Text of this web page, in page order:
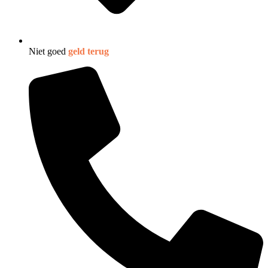
Niet goed geld terug